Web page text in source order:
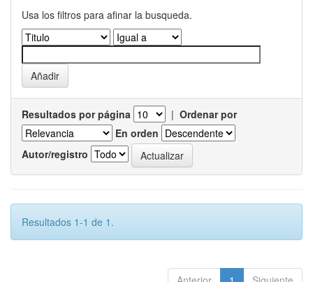
Usa los filtros para afinar la busqueda.
Resultados por página | Ordenar por
En orden
Autor/registro
Resultados 1-1 de 1.